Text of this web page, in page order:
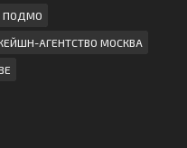
ПОДМО
АГЕНТСТВО МОСКВА